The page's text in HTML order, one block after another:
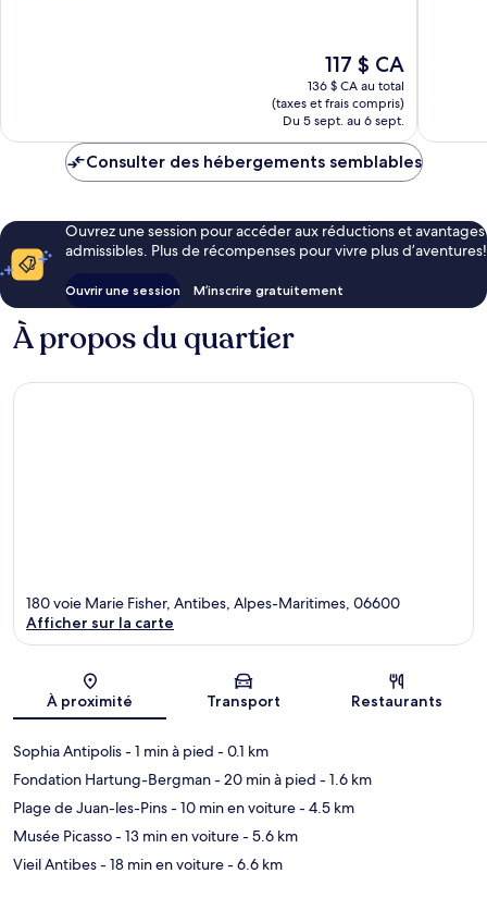
Le
prix
est
de
117 $ CA
117 $ CA
136 $ CA au total
(taxes et frais compris)
Du 5 sept. au 6 sept.
Consulter des hébergements semblables
Ouvrez une session pour accéder aux réductions et avantages
admissibles. Plus de récompenses pour vivre plus d’aventures!
Ouvrir une session M’inscrire gratuitement
À propos du quartier
Carte
180 voie Marie Fisher, Antibes, Alpes-Maritimes, 06600
Afficher sur la carte
À proximité Transport Restaurants
Sophia Antipolis- 1 min à pied - 0.1 km
Fondation Hartung-Bergman- 20 min à pied - 1.6 km
Plage de Juan-les-Pins- 10 min en voiture- 4.5 km
Musée Picasso- 13 min en voiture- 5.6 km
Vieil Antibes- 18 min en voiture- 6.6 km